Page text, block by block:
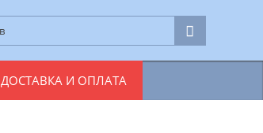
ДОСТАВКА И ОПЛАТА